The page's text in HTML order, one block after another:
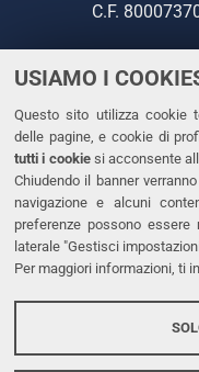
USIAMO I
Questo sito utilizza cookie
delle pagine, e cookie di
tutti i cookiesi acconsente
Chiudendo il banner
navigazione e alcuni
preferenze possono
laterale "Gestisci
Per maggiori informazioni, ti
C.F.
CONTATTI
Tel. +39
Fax. +39
PEC
LINKS
Protezione